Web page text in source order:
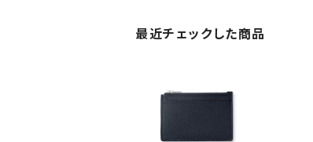
最近チェックした商品